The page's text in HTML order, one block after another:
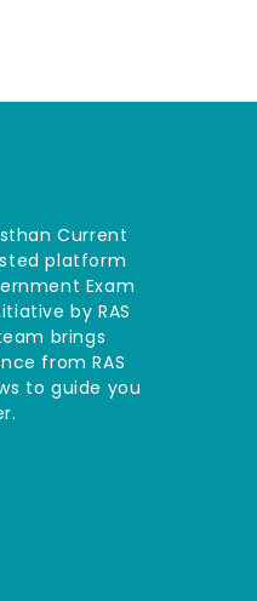
Current
platform
Exam
by RAS
brings
from RAS
to guide you